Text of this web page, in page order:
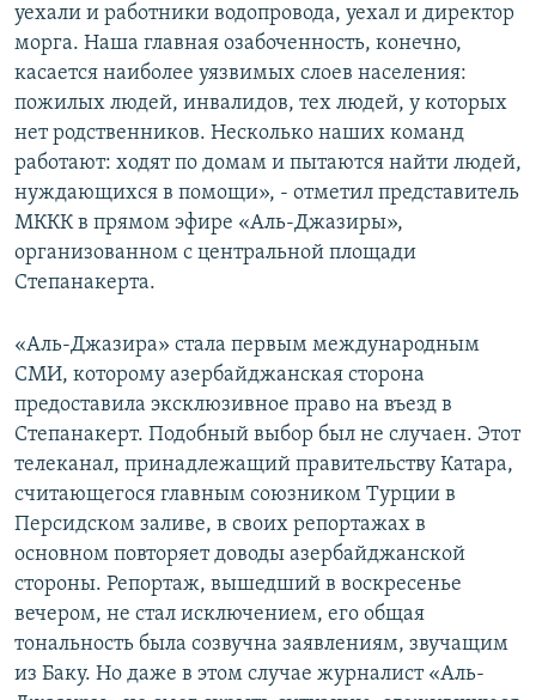
уехали и работники водопровода, уехал и директор
морга. Наша главная озабоченность, конечно,
касается наиболее уязвимых слоев населения:
пожилых людей, инвалидов, тех людей, у которых
нет родственников. Несколько наших команд
работают: ходят по домам и пытаются найти людей,
нуждающихся в помощи», - отметил представитель
МККК в прямом эфире «Аль-Джазиры»,
организованном с центральной площади
Степанакерта.
«Аль-Джазира» стала первым международным
СМИ, которому азербайджанская сторона
предоставила эксклюзивное право на въезд в
Степанакерт. Подобный выбор был не случаен. Этот
телеканал, принадлежащий правительству Катара,
считающегося главным союзником Турции в
Персидском заливе, в своих репортажах в
основном повторяет доводы азербайджанской
стороны. Репортаж, вышедший в воскресенье
вечером, не стал исключением, его общая
тональность была созвучна заявлениям, звучащим
из Баку. Но даже в этом случае журналист «Аль-